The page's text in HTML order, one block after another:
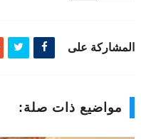
المشاركة على
مواضيع ذات صلة: